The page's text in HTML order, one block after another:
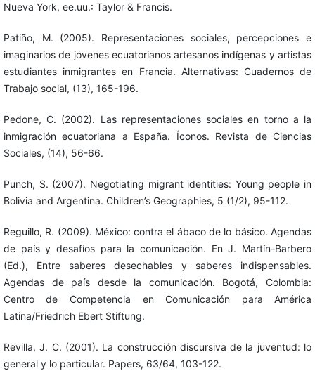
Nueva York, ee.uu.: Taylor & Francis.
Patiño, M. (2005). Representaciones sociales, percepciones e
imaginarios de jóvenes ecuatorianos artesanos indígenas y artistas
estudiantes inmigrantes en Francia. Alternativas: Cuadernos de
Trabajo social, (13), 165-196.
Pedone, C. (2002). Las representaciones sociales en torno a la
inmigración ecuatoriana a España. Íconos. Revista de Ciencias
Sociales, (14), 56-66.
Punch, S. (2007). Negotiating migrant identities: Young people in
Bolivia and Argentina. Children’s Geographies, 5 (1/2), 95-112.
Reguillo, R. (2009). México: contra el ábaco de lo básico. Agendas
de país y desafíos para la comunicación. En J. Martín-Barbero
(Ed.), Entre saberes desechables y saberes indispensables.
Agendas de país desde la comunicación. Bogotá, Colombia:
Centro de Competencia en Comunicación para América
Latina/Friedrich Ebert Stiftung.
Revilla, J. C. (2001). La construcción discursiva de la juventud: lo
general y lo particular. Papers, 63/64, 103-122.